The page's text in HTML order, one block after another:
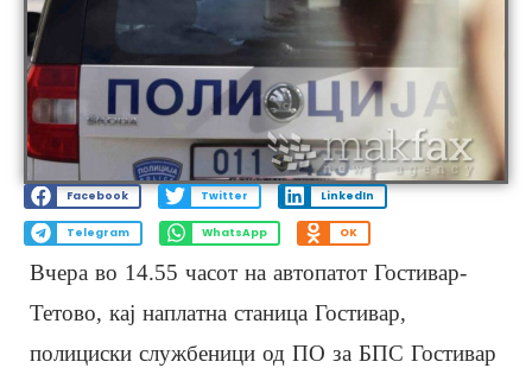
Facebook Twitter LinkedIn
Telegram WhatsApp OK
Вчера во 14.55 часот на автопатот Гостивар-
Тетово, кај наплатна станица Гостивар,
полициски службеници од ПО за БПС Гостивар